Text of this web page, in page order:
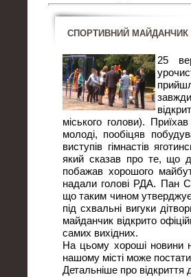
СПОРТИВНИЙ
25
міського голови).
молоді, пообіцяв
виступів гімнастів
який сказав про те, що
побажав хорошого
надали голові РДА. Пан
що таким чином
під схвальні вигуки
майданчик відкрито
самих вихідних.
На цьому хороші новини
нашому місті може
Детальніше про